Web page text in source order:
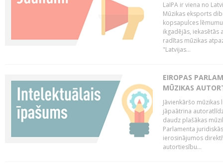
LaIPA ir viena no
Mūzikas eksports
kopsapulces
ikgadējās, iekasētās
radītas mūzikas
"Latvijas...
EIROPAS
MŪZIKAS
Jāvienkāršo
jāpaātrina
daudz plašākas
Parlamenta
ierosinājumos
autortiesību...